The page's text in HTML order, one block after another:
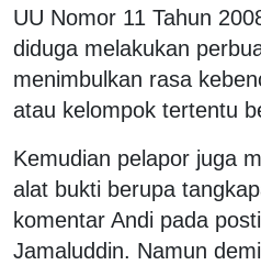
UU Nomor 11 Tahun
diduga melakukan
menimbulkan rasa
atau kelompok tertentu
Kemudian pelapor juga
alat bukti berupa
komentar Andi pada
Jamaluddin. Namun